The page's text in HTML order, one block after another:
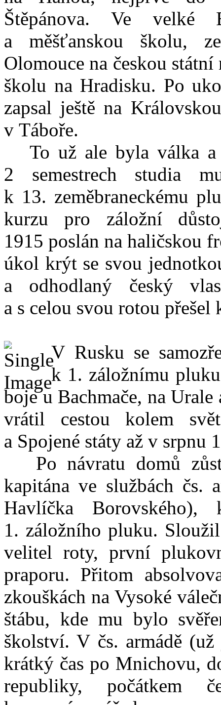
Štěpánova. Ve velké
a měšťanskou školu,
Olomouce na českou
školu na Hradisku. Po
zapsal ještě na
v Táboře.
To už ale byla válka a
2 semestrech studia
k 13. zeměbraneckému
kurzu pro záložní
1915 poslán na haličskou
úkol krýt se svou
a odhodlaný český
a s celou svou rotou přešel
V Rusku se
k 1. záložnímu
boje u Bachmače, na
vrátil cestou kolem
a Spojené státy až v srpnu
Po návratu domů
kapitána ve službách čs.
Havlíčka
1. záložního pluku.
velitel roty, první
praporu. Přitom
zkouškách na Vysoké
štábu, kde mu bylo
školství. V čs. armádě
krátký čas po Mnichovu,
republiky, počátkem